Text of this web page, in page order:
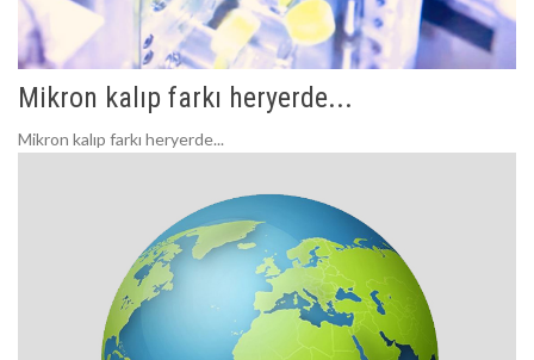
Mikron kalıp farkı heryerde...
Mikron kalıp farkı heryerde...